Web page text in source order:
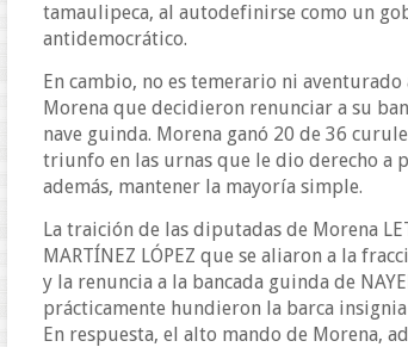
tamaulipeca, al autodefinirse como un
antidemocrático.
En cambio, no es temerario ni
Morena que decidieron renunciar a su
nave guinda. Morena ganó 20 de 36
triunfo en las urnas que le dio derecho a
además, mantener la mayoría simple.
La traición de las diputadas de Morena
MARTÍNEZ LÓPEZ que se aliaron a la
y la renuncia a la bancada guinda de
prácticamente hundieron la barca
En respuesta, el alto mando de Morena,